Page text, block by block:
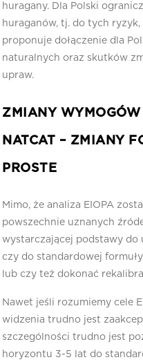
huragany. Dla Polski
huraganów, tj. do tych
proponuje dołączenie dla
naturalnych oraz skutków
upraw.
ZMIANY
NATCAT – ZMIANY
PROSTE
Mimo, że analiza EIOPA
powszechnie uznanych
wystarczającej podstawy do
czy do standardowej
lub czy też dokonać
Nawet jeśli rozumiemy cele
widzenia trudno jest
szczególności trudno jest
horyzontu 3-5 lat do